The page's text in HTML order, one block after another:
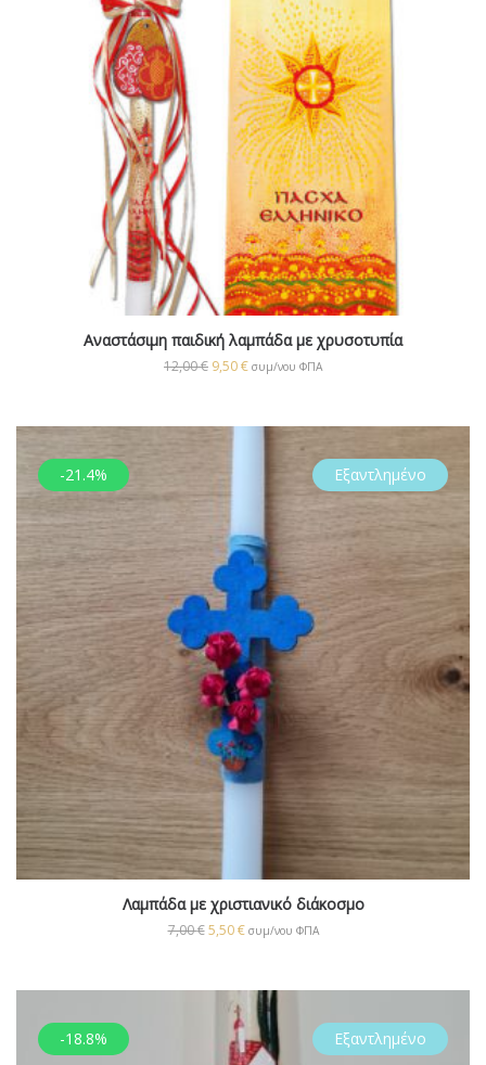
Αναστάσιμη παιδική λαμπάδα με χρυσοτυπία
12,00€ 9,50€ συμ/νου ΦΠΑ
-21.4% Εξαντλημένο
Λαμπάδα με χριστιανικό διάκοσμο
7,00€ 5,50€ συμ/νου ΦΠΑ
-18.8% Εξαντλημένο